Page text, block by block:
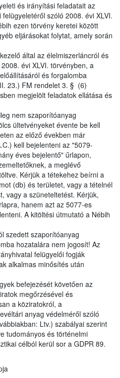
és irányítási feladatait az
szóló 2008. évi XLVI.
ezen törvény keretei között
eljárásokat folytat, amely során
által az élelmiszerláncról és
évi XLVI. törvényben, a
és forgalomba
23.) FM rendelet 3. § (6)
megjelölt feladatok ellátása és
nem szaporítóanyag
ültetvényeket évente be kell
az előző években már
kell bejelenteni az "5079-
éves bejelentő" űrlapon,
a meglévő
Kérjük a tétekehez beírni a
(db) és területet, vagy a tételnél
vagy a szüneteltetést. Kérjük,
hanem azt az 5077-es
A kitöltési útmutató a Nébih
szedett szaporítóanyag
hozatalára nem jogosít! Az
felügyelői fogják
alkalmas minősítés után
befejezését követően az
megőrzésével és
a köziratokról, a
anyag védelméről szóló
Ltv.) szabályai szerint
tudományos és történelmi
célból kerül sor a GDPR 89.